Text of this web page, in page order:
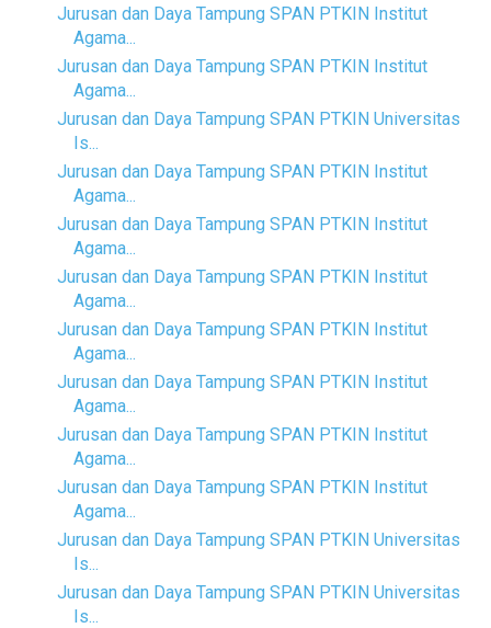
Jurusan dan Daya Tampung SPAN PTKIN Institut
Agama...
Jurusan dan Daya Tampung SPAN PTKIN Institut
Agama...
Jurusan dan Daya Tampung SPAN PTKIN Universitas
Is...
Jurusan dan Daya Tampung SPAN PTKIN Institut
Agama...
Jurusan dan Daya Tampung SPAN PTKIN Institut
Agama...
Jurusan dan Daya Tampung SPAN PTKIN Institut
Agama...
Jurusan dan Daya Tampung SPAN PTKIN Institut
Agama...
Jurusan dan Daya Tampung SPAN PTKIN Institut
Agama...
Jurusan dan Daya Tampung SPAN PTKIN Institut
Agama...
Jurusan dan Daya Tampung SPAN PTKIN Institut
Agama...
Jurusan dan Daya Tampung SPAN PTKIN Universitas
Is...
Jurusan dan Daya Tampung SPAN PTKIN Universitas
Is...